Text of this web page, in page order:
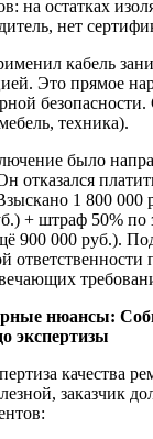
на остатках
нет
кабель
Это прямое
безопасности.
техника).
было
отказался
1 800 000
+ штраф 50% по
900 000 руб.).
нюансы:
экспертизы
качества
заказчик